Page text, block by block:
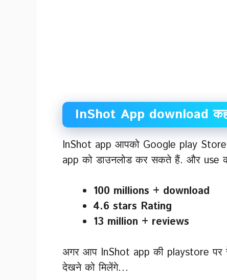
InShot App download
InShot app आपको Google play
app को डाउनलोड कर सकते हैं. और use
100 millions + download
4.6 stars Rating
13 million + reviews
अगर आप InShot app की playstore पर
देखने को मिलेंगे…